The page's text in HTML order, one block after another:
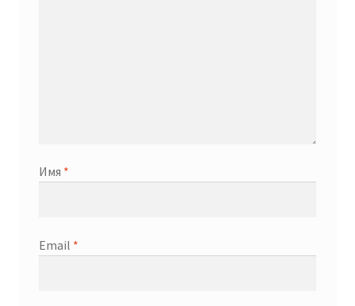
Имя *
Email *